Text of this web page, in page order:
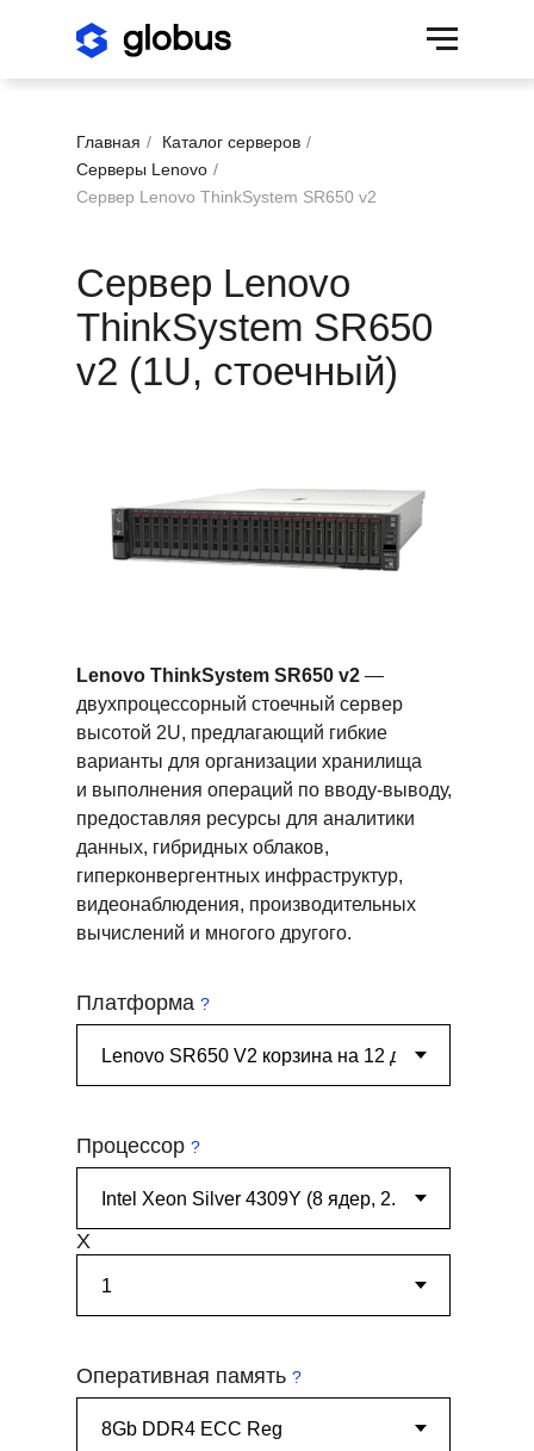
Главная / Каталог серверов /
Серверы Lenovo /
Сервер Lenovo ThinkSystem SR650 v2
Сервер Lenovo
ThinkSystem SR650
v2 (1U, стоечный)
Lenovo ThinkSystem SR650 v2 —
двухпроцессорный стоечный сервер
высотой 2U, предлагающий гибкие
варианты для организации хранилища
и выполнения операций по вводу-выводу,
предоставляя ресурсы для аналитики
данных, гибридных облаков,
гиперконвергентных инфраструктур,
видеонаблюдения, производительных
вычислений и многого другого.
Платформа ?
Процессор ?
X
Оперативная память ?